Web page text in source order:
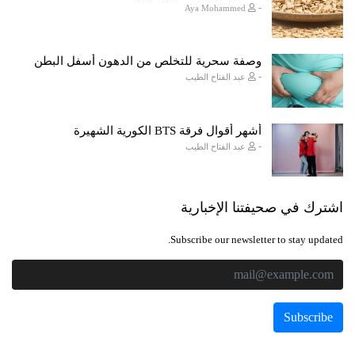
-
وصفة سحرية للتخلص من الدهون أسفل البطن
- عبد الفتاح الطيب
أشهر أقوال فرقة BTS الكورية الشهيرة
- عبد الفتاح الطيب
اشترك في صحيفتنا الإخبارية
Subscribe our newsletter to stay updated.